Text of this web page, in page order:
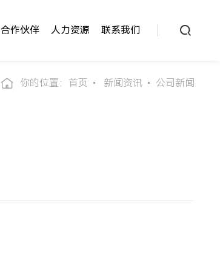
合作伙伴 人力资源 联系我们
你的位置： 首页 新闻资讯 公司新闻